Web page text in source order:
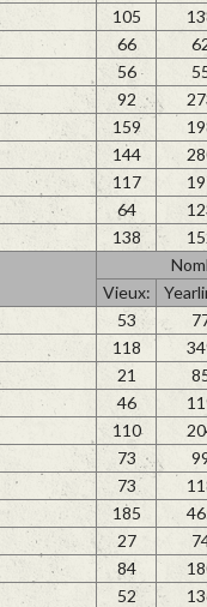
105
66
56
92
159
144
117
64
138
Vieux:
53
118
21
46
110
73
73
185
27
84
52